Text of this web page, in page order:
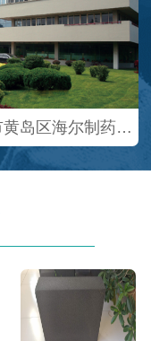
青岛市黄岛区海尔制药分厂